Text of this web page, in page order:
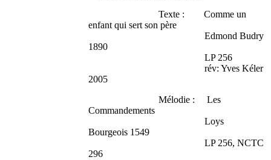
Texte : Comme un
enfant qui sert son père
Edmond Budry
1890
LP 256
rév: Yves Kéler
2005
Mélodie : Les
Commandements
Loys
Bourgeois 1549
LP 256, NCTC
296